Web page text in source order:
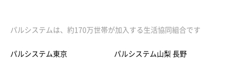
パルシステムは、約170万世帯が加入する生活協同組合です
パルシステム東京 パルシステム山梨 長野